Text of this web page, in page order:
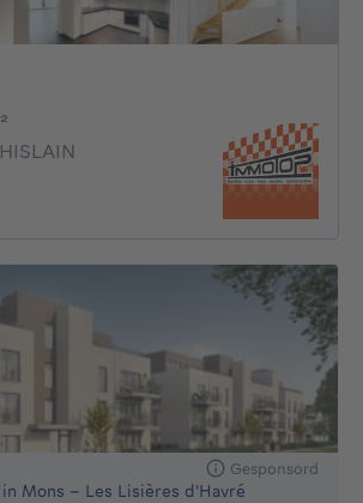
Gesponsord
Mons - Les Lisières d'Havré